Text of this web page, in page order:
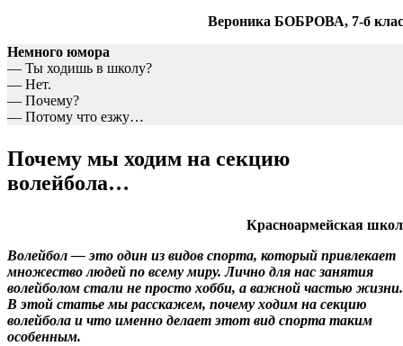
Вероника БОБРОВА, 7-б
Немного юмора
— Ты ходишь в школу?
— Нет.
— Почему?
— Потому что езжу…
Почему мы ходим на секцию
волейбола…
Красноармейская
Волейбол — это один из видов спорта, который привлекает
множество людей по всему миру. Лично для нас занятия
волейболом стали не просто хобби, а важной частью жизни.
В этой статье мы расскажем, почему ходим на секцию
волейбола и что именно делает этот вид спорта таким
особенным.